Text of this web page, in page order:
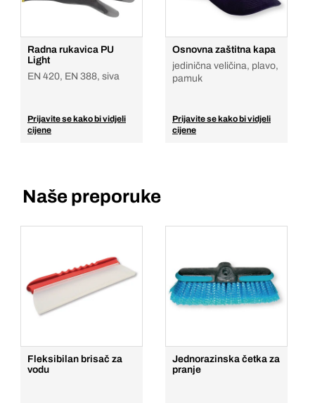
Radna rukavica PU
Light
EN 420, EN 388, siva
Prijavite se kako bi vidjeli
cijene
Osnovna zaštitna kapa
jedinična veličina, plavo,
pamuk
Prijavite se kako bi vidjeli
cijene
Naše preporuke
Fleksibilan brisač za
vodu
Jednorazinska četka za
pranje